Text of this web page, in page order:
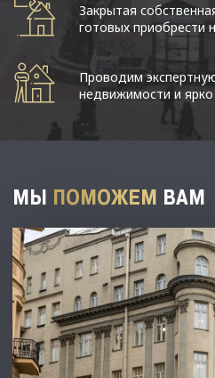
Закрытая
готовых приобрести
Проводим
недвижимости и
МЫ ПОМОЖЕМ ВАМ